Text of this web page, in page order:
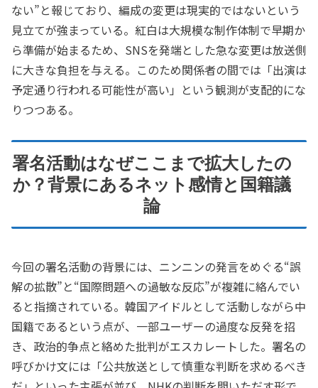
ない”と報じており、編成の変更は現実的ではないという
見立てが強まっている。紅白は大規模な制作体制で早期か
ら準備が始まるため、SNSを発端とした急な変更は放送側
に大きな負担を与える。このため関係者の間では「出演は
予定通り行われる可能性が高い」という観測が支配的にな
りつつある。
署名活動はなぜここまで拡大したの
か？背景にあるネット感情と国籍議
論
今回の署名活動の背景には、ニンニンの発言をめぐる“誤
解の拡散”と“国際問題への過敏な反応”が複雑に絡んでい
ると指摘されている。韓国アイドルとして活動しながら中
国籍であるという点が、一部ユーザーの過度な反発を招
き、政治的争点と絡めた批判がエスカレートした。署名の
呼びかけ文には「公共放送として慎重な判断を求めるべき